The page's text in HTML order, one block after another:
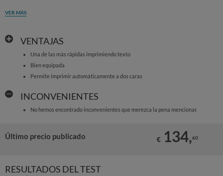
VER MÁS
VENTAJAS
Una de las más rápidas imprimiendo texto
Bien equipada
Permite imprimir automáticamente a dos caras
INCONVENIENTES
No hemos encontrado inconvenientes que merezca la pena mencionar.
Último precio publicado € 134,60
RESULTADOS DEL TEST